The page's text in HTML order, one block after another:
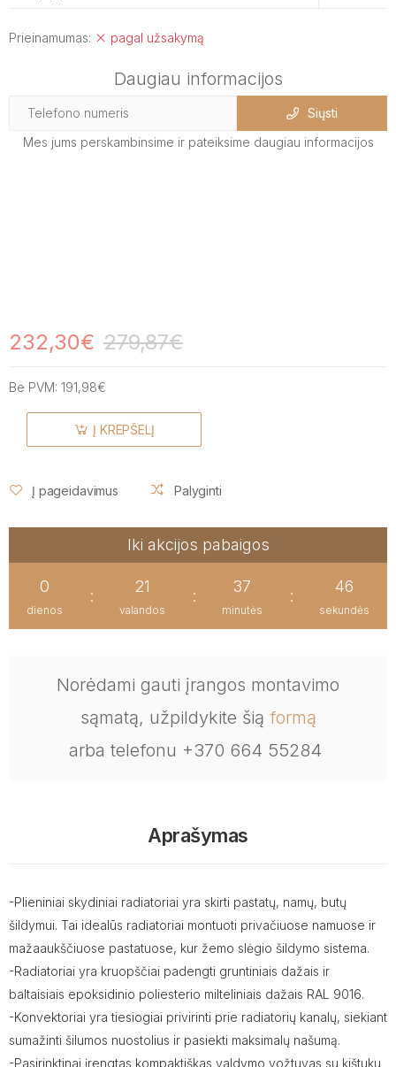
Prieinamumas: pagal užsakymą
Daugiau informacijos
Siųsti
Mes jums perskambinsime ir pateiksime daugiau informacijos
232,30€ 279,87€
Be PVM: 191,98€
Į KREPŠELĮ
Į pageidavimus Palyginti
Iki akcijos pabaigos
0
dienos
:
21
valandos
:
37
minutės
:
46
sekundės
Norėdami gauti įrangos montavimo
sąmatą, užpildykite šią formą
arba telefonu +370 664 55284
Aprašymas
-Plieniniai skydiniai radiatoriai yra skirti pastatų, namų, butų
šildymui. Tai idealūs radiatoriai montuoti privačiuose namuose ir
mažaaukščiuose pastatuose, kur žemo slėgio šildymo sistema.
-Radiatoriai yra kruopščiai padengti gruntiniais dažais ir
baltaisiais epoksidinio poliesterio milteliniais dažais RAL 9016.
-Konvektoriai yra tiesiogiai privirinti prie radiatorių kanalų, siekiant
sumažinti šilumos nuostolius ir pasiekti maksimalų našumą.
-Pasirinktinai įrengtas kompaktiškas valdymo vožtuvas su kištuku